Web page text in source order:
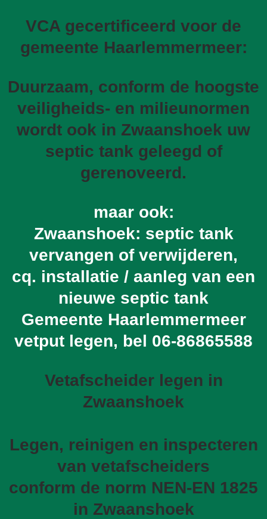
VCA gecertificeerd voor de
gemeente Haarlemmermeer:
Duurzaam, conform de hoogste
veiligheids- en milieunormen
wordt ook in Zwaanshoek uw
septic tank geleegd of
gerenoveerd.
maar ook:
Zwaanshoek: septic tank
vervangen of verwijderen,
cq. installatie / aanleg van een
nieuwe septic tank
Gemeente Haarlemmermeer
vetput legen, bel 06-86865588
Vetafscheider legen in
Zwaanshoek
Legen, reinigen en inspecteren
van vetafscheiders
conform de norm NEN-EN 1825
in Zwaanshoek